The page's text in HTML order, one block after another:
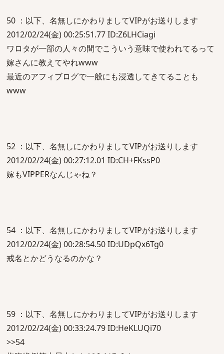
50 ：以下、名無しにかわりましてVIPがお送りします
2012/02/24(金) 00:25:51.77 ID:Z6LHCiagi
ワロタが一部の人々の間でこういう意味で使われてるって
嫁さんに教えてやれwww
最近のアフィブログで一般にも浸透してきてることも
www
52 ：以下、名無しにかわりましてVIPがお送りします
2012/02/24(金) 00:27:12.01 ID:CH+FKssP0
嫁もVIPPERなんじゃね？
54 ：以下、名無しにかわりましてVIPがお送りします
2012/02/24(金) 00:28:54.50 ID:UDpQx6Tg0
戒名とかどうなるのかな？
59 ：以下、名無しにかわりましてVIPがお送りします
2012/02/24(金) 00:33:24.79 ID:HeKLUQi70
>>54